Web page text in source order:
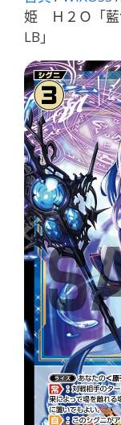
姫 Ｈ２Ｏ「藍
LB」